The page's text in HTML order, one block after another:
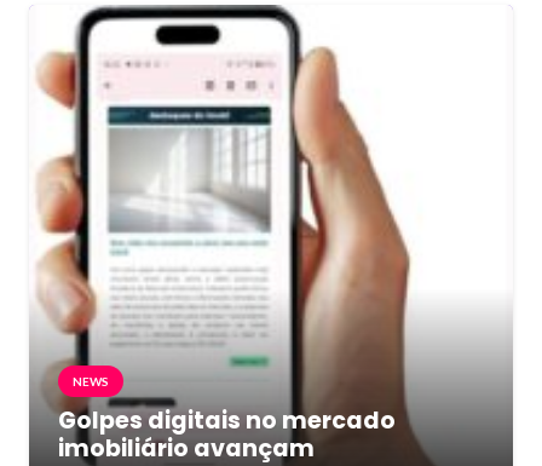
NEWS
Golpes digitais no mercado
imobiliário avançam